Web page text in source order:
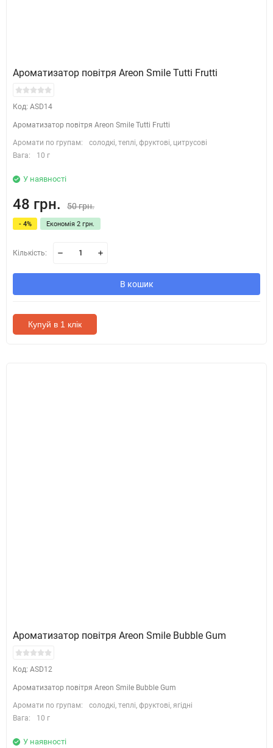
Ароматизатор повітря Areon Smile Tutti Frutti
Код: ASD14
Ароматизатор повітря Areon Smile Tutti Frutti
Аромати по групам:
солодкі, теплі, фруктові, цитрусові
Вага:
10 г
У наявності
48 грн. 50 грн.
- 4% Економія 2 грн.
Кількість:
В кошик
Купуй в 1 клік
Ароматизатор повітря Areon Smile Bubble Gum
Код: ASD12
Ароматизатор повітря Areon Smile Bubble Gum
Аромати по групам:
солодкі, теплі, фруктові, ягідні
Вага:
10 г
У наявності